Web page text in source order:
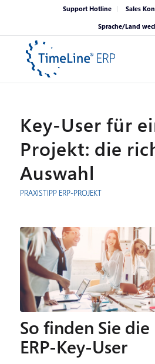
Support Hotline Sales
Sprache/Land
Key-User für
Projekt: die
Auswahl
PRAXISTIPP ERP-PROJEKT
So finden Sie
ERP-Key-User